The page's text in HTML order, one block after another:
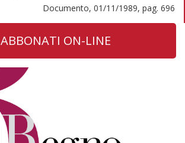
Documento, 01/11/1989, pag. 696
ABBONATI ON-LINE